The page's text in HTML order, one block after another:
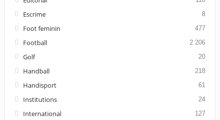
Escrime 8
Foot feminin 477
Football 2 206
Golf 20
Handball 218
Handisport 61
Institutions 24
International 127